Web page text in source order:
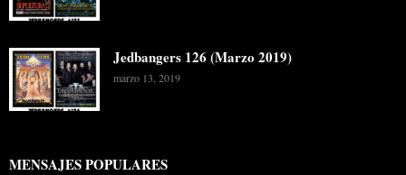
Jedbangers 126 (Marzo 2019)
marzo 13, 2019
MENSAJES POPULARES